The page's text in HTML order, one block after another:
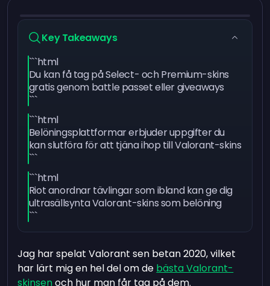
Key Takeaways
```html
Du kan få tag på Select- och Premium-skins
gratis genom battle passet eller giveaways
```
```html
Belöningsplattformar erbjuder uppgifter du
kan slutföra för att tjäna ihop till Valorant-skins
```
```html
Riot anordnar tävlingar som ibland kan ge dig
ultrasällsynta Valorant-skins som belöning
```
Jag har spelat Valorant sen betan 2020, vilket
har lärt mig en hel del om de bästa Valorant-
skinsenoch hur man får tag på dem.